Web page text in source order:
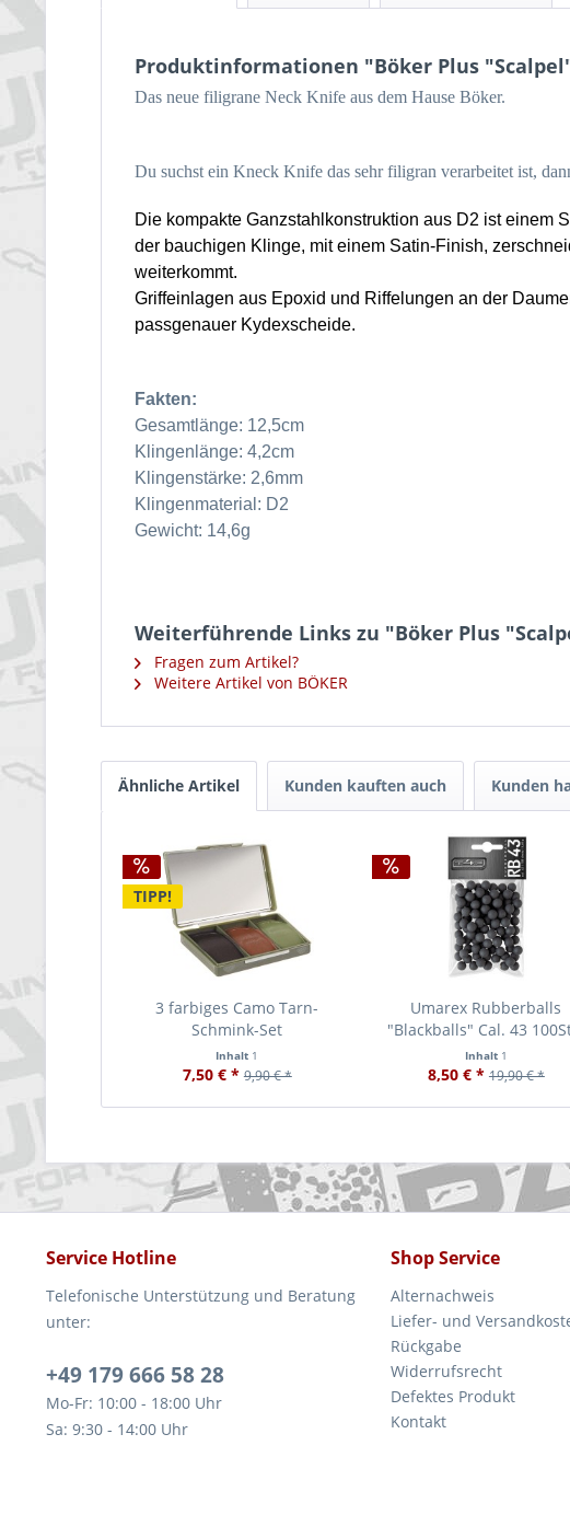
Produktinformationen "Böker Plus
Das neue filigrane Neck Knife aus dem Hause Böker.
Du suchst ein Kneck Knife das sehr filigran verarbeitet ist,
Die kompakte Ganzstahlkonstruktion aus D2 ist einem
der bauchigen Klinge, mit einem Satin-Finish,
weiterkommt.
Griffeinlagen aus Epoxid und Riffelungen an der
passgenauer Kydexscheide.
Fakten:
Gesamtlänge: 12,5cm
Klingenlänge: 4,2cm
Klingenstärke: 2,6mm
Klingenmaterial: D2
Gewicht: 14,6g
Weiterführende Links zu "Böker Plus
Fragen zum Artikel?
Weitere Artikel von BÖKER
Ähnliche Artikel Kunden kauften auch Kunden
TIPP!
3 farbiges Camo Tarn-
Schmink-Set
Inhalt 1
7,50 € * 9,90 € *
Umarex Rubberballs
"Blackballs" Cal. 43
Inhalt 1
8,50 € * 19,90 € *
Service Hotline
Telefonische Unterstützung und Beratung
unter:
+49 179 666 58 28
Mo-Fr: 10:00 - 18:00 Uhr
Sa: 9:30 - 14:00 Uhr
Shop Service
Alternachweis
Liefer- und
Rückgabe
Widerrufsrecht
Defektes Produkt
Kontakt